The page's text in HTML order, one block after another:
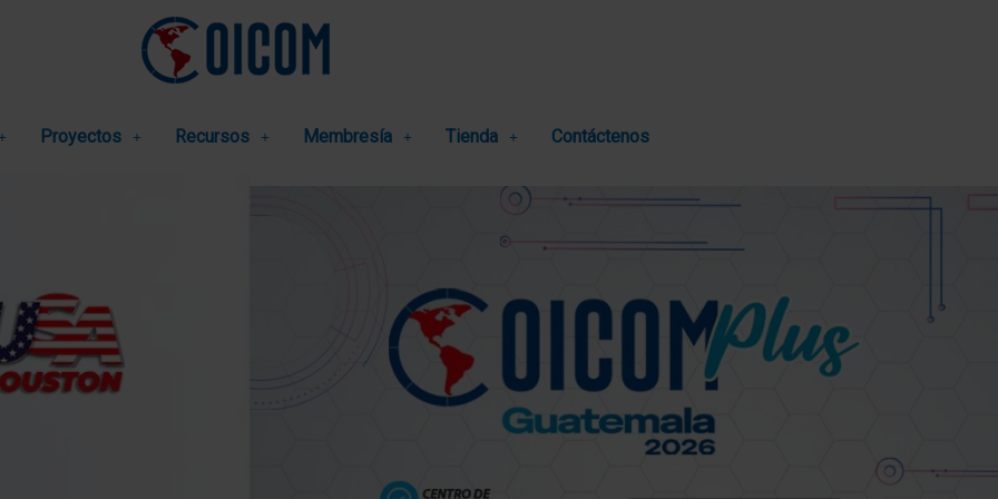
Proyectos Recursos Membresía Tienda Contáctenos